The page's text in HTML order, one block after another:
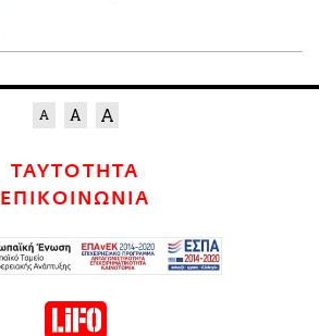
ΤΑΥΤΟΤΗΤΑ
ΕΠΙΚΟΙΝΩΝΙΑ